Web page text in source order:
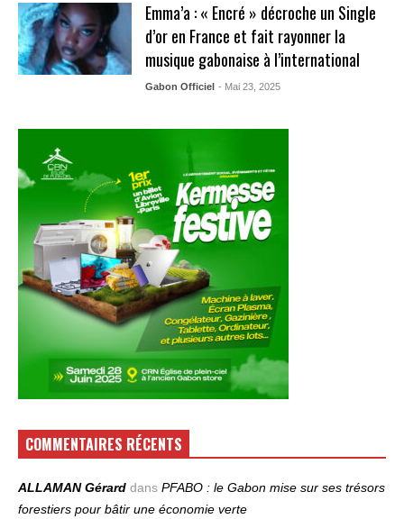
Emma’a : « Encré » décroche un Single
d’or en France et fait rayonner la
musique gabonaise à l’international
Gabon Officiel - Mai 23, 2025
COMMENTAIRES RÉCENTS
ALLAMAN Gérard dans PFABO : le Gabon mise sur ses trésors
forestiers pour bâtir une économie verte